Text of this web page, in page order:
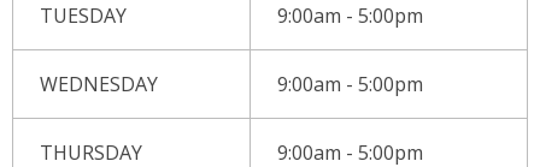
TUESDAY 9:00am - 5:00pm
WEDNESDAY 9:00am - 5:00pm
THURSDAY 9:00am - 5:00pm